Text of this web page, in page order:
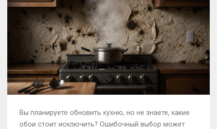
Вы планируете обновить кухню, но не знаете, какие
обои стоит исключить? Ошибочный выбор может